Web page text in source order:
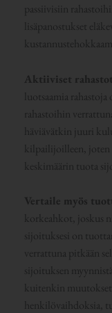
passiivisiin
lisäpanostukset
Aktiiviset rahastot
luotsaamia
rahastoihin
häviävätkin juuri
kilpailijoilleen,
keskimäärin tuota
Vertaile myös
korkeahkot, joskus
sijoituksesi on
verrattuna pitkään
sijoituksen
kuitenkin
henkilövaihdoksia,